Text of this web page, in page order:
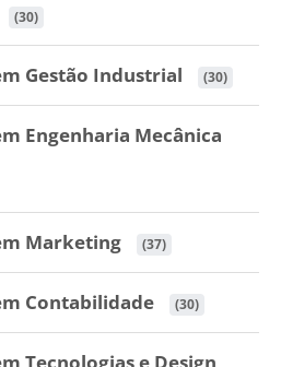
(30)
Gestão Industrial (30)
Engenharia Mecânica
Marketing (37)
Contabilidade (30)